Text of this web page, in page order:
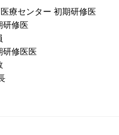
療センター 初期研修医
研修医
修医医